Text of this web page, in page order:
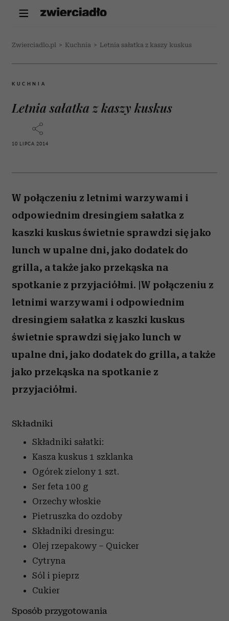
Zwierciadlo.pl > Kuchnia > Letnia sałatka z kaszy kuskus
KUCHNIA
Letnia sałatka z kaszy kuskus
10 LIPCA 2014
W połączeniu z letnimi warzywami i
odpowiednim dresingiem sałatka z
kaszki kuskus świetnie sprawdzi się jako
lunch w upalne dni, jako dodatek do
grilla, a także jako przekąska na
spotkanie z przyjaciółmi. |W połączeniu z
letnimi warzywami i odpowiednim
dresingiem sałatka z kaszki kuskus
świetnie sprawdzi się jako lunch w
upalne dni, jako dodatek do grilla, a także
jako przekąska na spotkanie z
przyjaciółmi.
Składniki
Składniki sałatki:
Kasza kuskus 1 szklanka
Ogórek zielony 1 szt.
Ser feta 100 g
Orzechy włoskie
Pietruszka do ozdoby
Składniki dresingu:
Olej rzepakowy – Quicker
Cytryna
Sól i pieprz
Cukier
Sposób przygotowania